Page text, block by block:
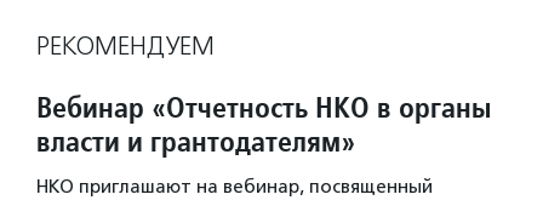
РЕКОМЕНДУЕМ
Вебинар «Отчетность НКО в органы
власти и грантодателям»
НКО приглашают на вебинар, посвященный